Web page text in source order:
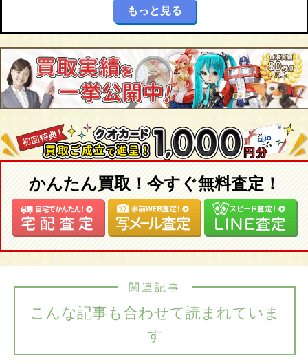
もっと見る
かんたん買取！今すぐ無料査定！
こんな記事も合わせて読まれていま
す
関連記事